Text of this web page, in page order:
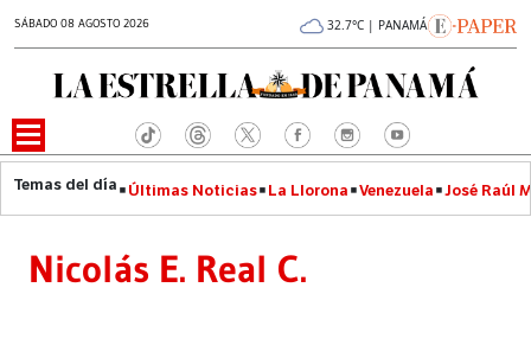
SÁBADO 08 AGOSTO 2026 32.7°C | PANAMÁ
Últimas Noticias La Llorona Venezuela José Raúl
Nicolás E. Real C.